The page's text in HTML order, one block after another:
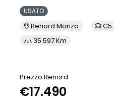
USATO
Renord Monza C5
35.597 Km
Prezzo Renord
€17.490